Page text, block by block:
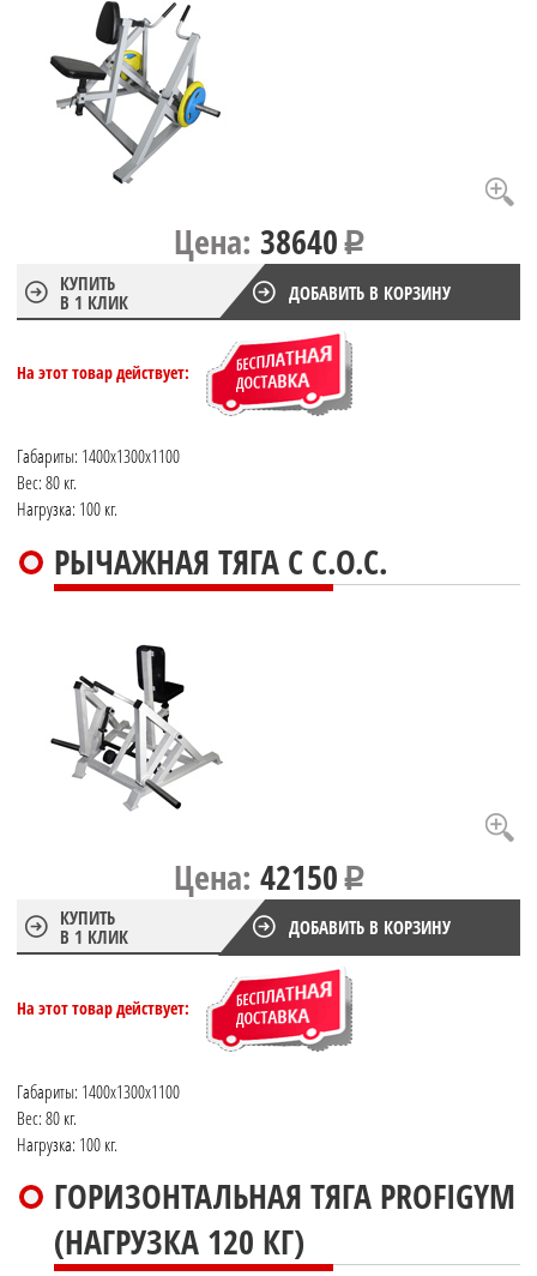
Цена: 38640
КУПИТЬ
В 1 КЛИК
ДОБАВИТЬ В КОРЗИНУ
На этот товар действует:
Габариты: 1400x1300x1100
Вес: 80 кг.
Нагрузка: 100 кг.
РЫЧАЖНАЯ ТЯГА С С.О.С.
Цена: 42150
КУПИТЬ
В 1 КЛИК
ДОБАВИТЬ В КОРЗИНУ
На этот товар действует:
Габариты: 1400x1300x1100
Вес: 80 кг.
Нагрузка: 100 кг.
ГОРИЗОНТАЛЬНАЯ ТЯГА PROFIGYM
(НАГРУЗКА 120 КГ)